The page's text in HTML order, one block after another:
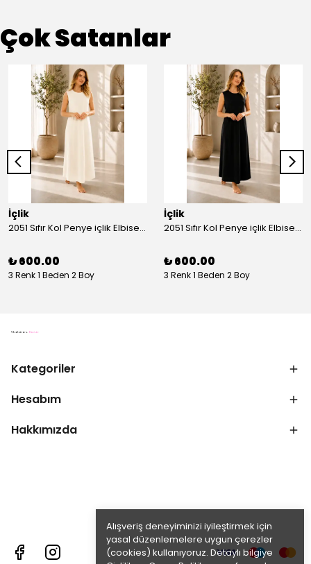
Alışveriş deneyiminizi iyileştirmek için
yasal düzenlemelere uygun çerezler
(cookies) kullanıyoruz. Detaylı bilgiye
Çok Satanlar
İçlik
2051 Sıfır Kol Penye içlik Elbise - Ekru
₺ 600.00
3 Renk 1 Beden 2 Boy
İçlik
2051 Sıfır Kol Penye içlik Elbise - Siyah
₺ 600.00
3 Renk 1 Beden 2 Boy
Kategoriler
Hesabım
Hakkımızda